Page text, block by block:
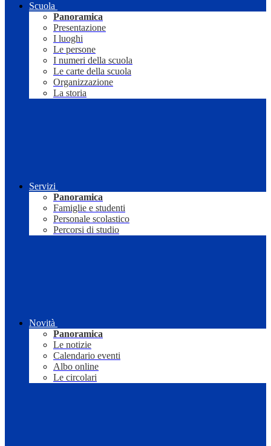
Scuola
Panoramica
Presentazione
I luoghi
Le persone
I numeri della scuola
Le carte della scuola
Organizzazione
La storia
Servizi
Panoramica
Famiglie e studenti
Personale scolastico
Percorsi di studio
Novità
Panoramica
Le notizie
Calendario eventi
Albo online
Le circolari